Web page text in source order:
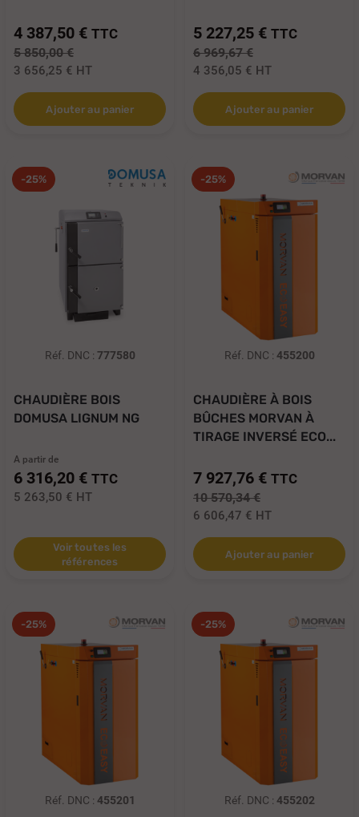
4 387,50 € TTC
5 850,00 €
3 656,25 € HT
Ajouter au panier
5 227,25 € TTC
6 969,67 €
4 356,05 € HT
Ajouter au panier
-25%
Réf. DNC : 777580
CHAUDIÈRE BOIS
DOMUSA LIGNUM NG
A partir de
6 316,20 € TTC
5 263,50 € HT
Voir toutes les
références
-25%
Réf. DNC : 455200
CHAUDIÈRE À BOIS
BÛCHES MORVAN À
TIRAGE INVERSÉ ECO...
7 927,76 € TTC
10 570,34 €
6 606,47 € HT
Ajouter au panier
-25%
Réf. DNC : 455201
-25%
Réf. DNC : 455202